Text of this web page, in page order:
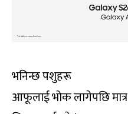
भनिन्छ पशुहरू
आफूलाई भोक लागेपछि मात्र